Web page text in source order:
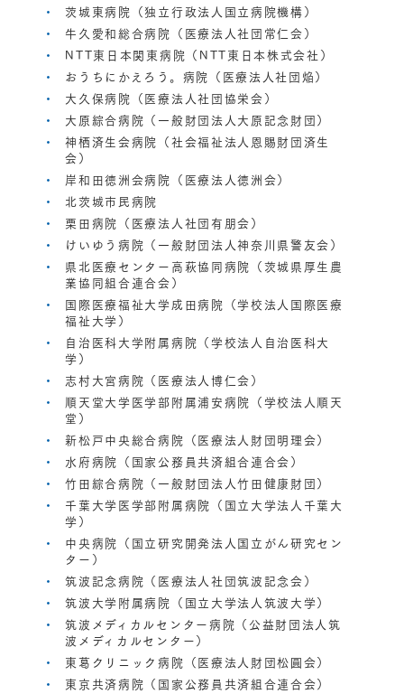
茨城東病院（独立行政法人国立病院機構）
牛久愛和総合病院（医療法人社団常仁会）
NTT東日本関東病院（NTT東日本株式会社）
おうちにかえろう。病院（医療法人社団焔）
大久保病院（医療法人社団協栄会）
大原綜合病院（一般財団法人大原記念財団）
神栖済生会病院（社会福祉法人恩賜財団済生
会）
岸和田徳洲会病院（医療法人徳洲会）
北茨城市民病院
栗田病院（医療法人社団有朋会）
けいゆう病院（一般財団法人神奈川県警友会）
県北医療センター高萩協同病院（茨城県厚生農
業協同組合連合会）
国際医療福祉大学成田病院（学校法人国際医療
福祉大学）
自治医科大学附属病院（学校法人自治医科大
学）
志村大宮病院（医療法人博仁会）
順天堂大学医学部附属浦安病院（学校法人順天
堂）
新松戸中央総合病院（医療法人財団明理会）
水府病院（国家公務員共済組合連合会）
竹田綜合病院（一般財団法人竹田健康財団）
千葉大学医学部附属病院（国立大学法人千葉大
学）
中央病院（国立研究開発法人国立がん研究セン
ター）
筑波記念病院（医療法人社団筑波記念会）
筑波大学附属病院（国立大学法人筑波大学）
筑波メディカルセンター病院（公益財団法人筑
波メディカルセンター）
東葛クリニック病院（医療法人財団松圓会）
東京共済病院（国家公務員共済組合連合会）